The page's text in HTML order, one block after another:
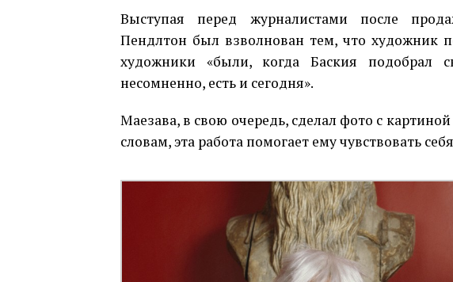
Выступая перед журналистами после
Пендлтон был взволнован тем, что художник
художники «были, когда Баския подобрал
несомненно, есть и сегодня».
Маезава, в свою очередь, сделал фото с
словам, эта работа помогает ему чувствовать